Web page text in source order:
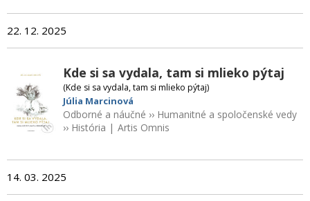
22. 12. 2025
Kde si sa vydala, tam si mlieko pýtaj
(Kde si sa vydala, tam si mlieko pýtaj)
Júlia Marcinová
Odborné a náučné ›› Humanitné a spoločenské vedy
›› História | Artis Omnis
14. 03. 2025